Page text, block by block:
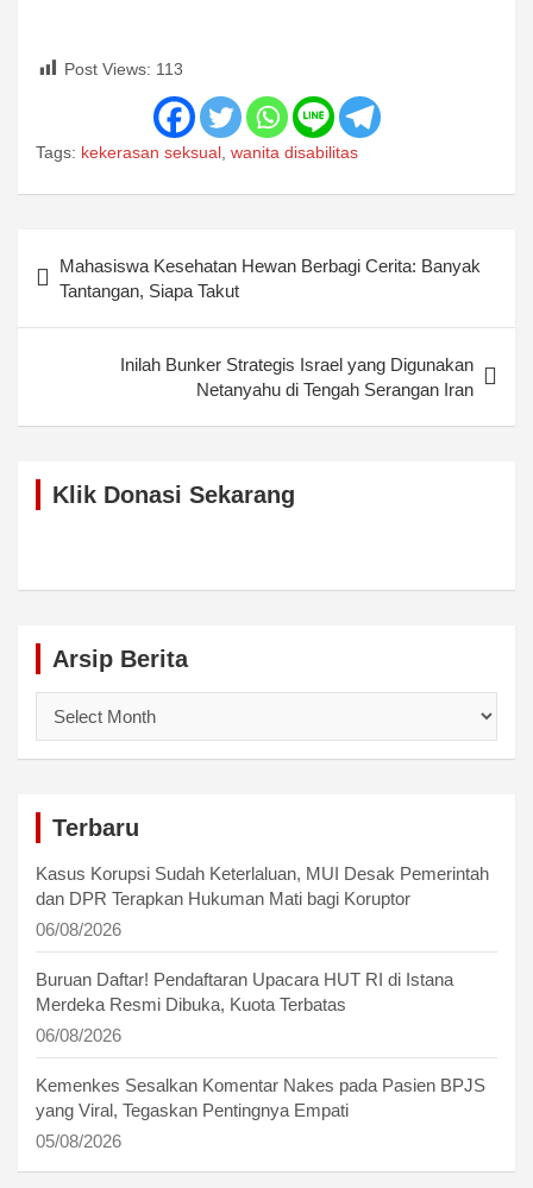
Post Views: 113
Tags: kekerasan seksual wanita disabilitas
navigation
Mahasiswa Kesehatan Hewan Berbagi Cerita: Banyak
Tantangan, Siapa Takut
Inilah Bunker Strategis Israel yang Digunakan
Netanyahu di Tengah Serangan Iran
Klik Donasi Sekarang
Arsip Berita
Berita
Terbaru
Kasus Korupsi Sudah Keterlaluan, MUI Desak Pemerintah
dan DPR Terapkan Hukuman Mati bagi Koruptor
06/08/2026
Buruan Daftar! Pendaftaran Upacara HUT RI di Istana
Merdeka Resmi Dibuka, Kuota Terbatas
06/08/2026
Kemenkes Sesalkan Komentar Nakes pada Pasien BPJS
yang Viral, Tegaskan Pentingnya Empati
05/08/2026